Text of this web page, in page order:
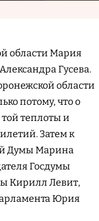
области Мария
Гусева.
области
потому, что о
той теплоты и
Затем к
Думы Марина
Госдумы
Кирилл Левит,
Юрия